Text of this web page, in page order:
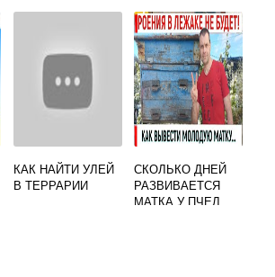
КАК НАЙТИ УЛЕЙ
В ТЕРРАРИИ
СКОЛЬКО ДНЕЙ
РАЗВИВАЕТСЯ
МАТКА У ПЧЕЛ